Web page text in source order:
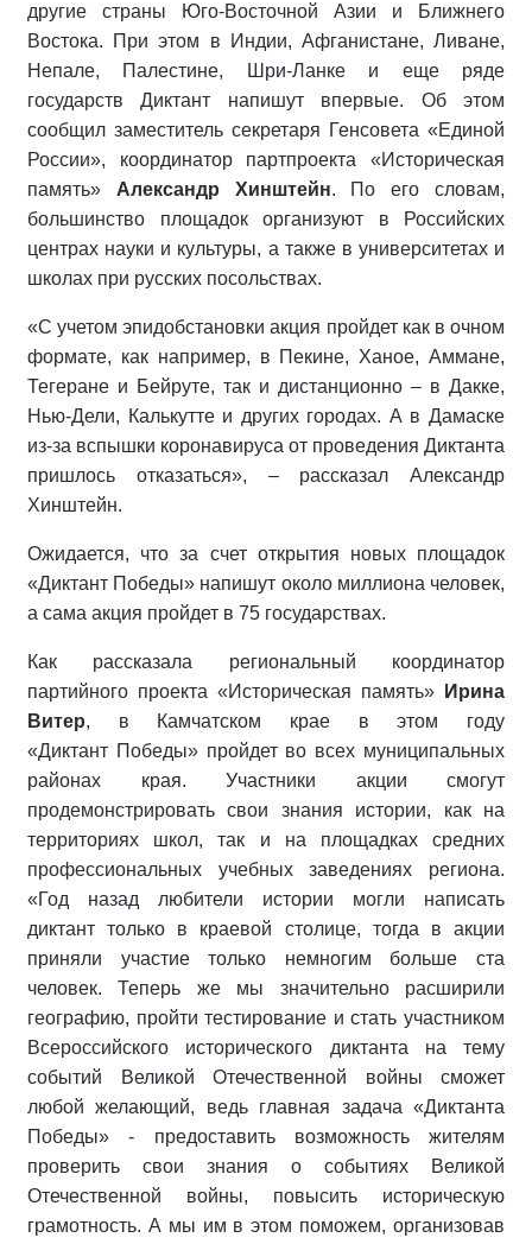
другие страны Юго-Восточной Азии и Ближнего
Востока. При этом в Индии, Афганистане, Ливане,
Непале, Палестине, Шри-Ланке и еще ряде
государств Диктант напишут впервые. Об этом
сообщил заместитель секретаря Генсовета «Единой
России», координатор партпроекта «Историческая
память» Александр Хинштейн. По его словам,
большинство площадок организуют в Российских
центрах науки и культуры, а также в университетах и
школах при русских посольствах.
«С учетом эпидобстановки акция пройдет как в очном
формате, как например, в Пекине, Ханое, Аммане,
Тегеране и Бейруте, так и дистанционно – в Дакке,
Нью-Дели, Калькутте и других городах. А в Дамаске
из-за вспышки коронавируса от проведения Диктанта
пришлось отказаться», – рассказал Александр
Хинштейн.
Ожидается, что за счет открытия новых площадок
«Диктант Победы» напишут около миллиона человек,
а сама акция пройдет в 75 государствах.
Как рассказала региональный координатор
партийного проекта «Историческая память»
Ирина
Витер, в Камчатском крае в этом году
«Диктант Победы» пройдет во всех муниципальных
районах края. Участники акции смогут
продемонстрировать свои знания истории, как на
территориях школ, так и на площадках средних
профессиональных учебных заведениях региона.
«Год назад любители истории могли написать
диктант только в краевой столице, тогда в акции
приняли участие только немногим больше ста
человек. Теперь же мы значительно расширили
географию, пройти тестирование и стать участником
Всероссийского исторического диктанта на тему
событий Великой Отечественной войны сможет
любой желающий, ведь главная задача «Диктанта
Победы» - предоставить возможность жителям
проверить свои знания о событиях Великой
Отечественной войны, повысить историческую
грамотность. А мы им в этом поможем, организовав